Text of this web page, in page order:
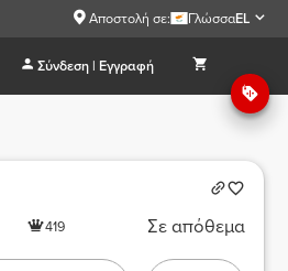
Αποστολή σε: ΓλώσσαEL
Σύνδεση | Εγγραφή
419 Σε απόθεμα